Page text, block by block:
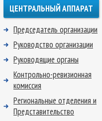
ЦЕНТРАЛЬНЫЙ АППАРАТ
Председатель организации
Руководство организации
Руководящие органы
Контрольно-ревизионная
комиссия
Региональные отделения и
Представительство